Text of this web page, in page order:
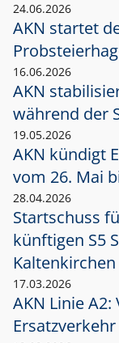
24.06.2026
AKN startet
16.06.2026
AKN
während der
19.05.2026
AKN kündigt
vom 26. Mai
28.04.2026
Startschuss
künftigen S5
Kaltenkirchen
17.03.2026
AKN Linie
Ersatzverkehr